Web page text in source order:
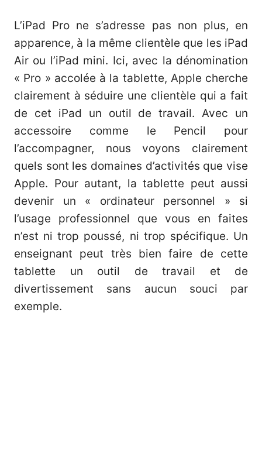
L’iPad Pro ne s’adresse pas non plus, en
apparence, à la même clientèle que les iPad
Air ou l’iPad mini. Ici, avec la dénomination
« Pro » accolée à la tablette, Apple cherche
clairement à séduire une clientèle qui a fait
de cet iPad un outil de travail. Avec un
accessoire comme le Pencil pour
l’accompagner, nous voyons clairement
quels sont les domaines d’activités que vise
Apple. Pour autant, la tablette peut aussi
devenir un « ordinateur personnel » si
l’usage professionnel que vous en faites
n’est ni trop poussé, ni trop spécifique. Un
enseignant peut très bien faire de cette
tablette un outil de travail et de
divertissement sans aucun souci par
exemple.